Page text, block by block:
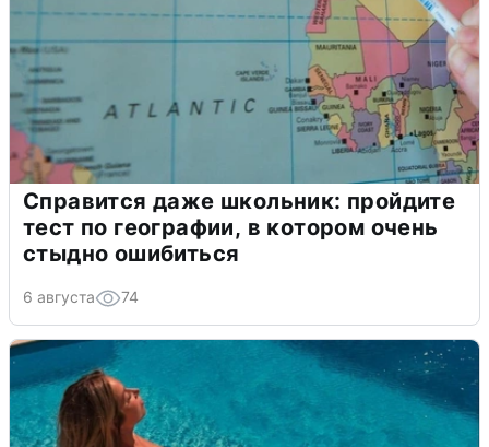
Справится даже школьник: пройдите
тест по географии, в котором очень
стыдно ошибиться
6 августа 74